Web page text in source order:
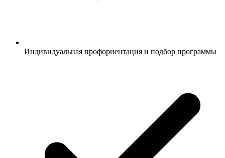
Индивидуальная профориентация и подбор программы